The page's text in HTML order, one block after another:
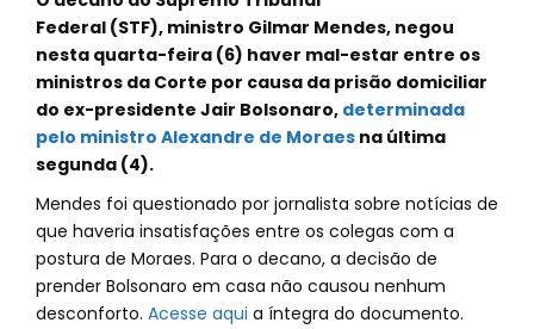
Federal (STF), ministro Gilmar Mendes, negou
nesta quarta-feira (6) haver mal-estar entre os
ministros da Corte por causa da prisão domiciliar
do ex-presidente Jair Bolsonaro, determinada
pelo ministro Alexandre de Moraes na última
segunda (4).
Mendes foi questionado por jornalista sobre notícias de
que haveria insatisfações entre os colegas com a
postura de Moraes. Para o decano, a decisão de
prender Bolsonaro em casa não causou nenhum
desconforto. Acesse aqui a íntegra do documento.